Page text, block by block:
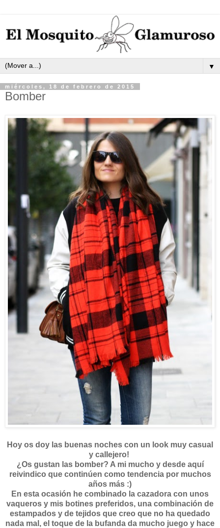
▼
miércoles, 18 de febrero de 2015
Bomber
Hoy os doy las buenas noches con un look muy casual
y callejero!
¿Os gustan las bomber? A mi mucho y desde aquí
reivindico que continúen como tendencia por muchos
años más :)
En esta ocasión he combinado la cazadora con unos
vaqueros y mis botines preferidos, una combinación de
estampados y de tejidos que creo que no ha quedado
nada mal, el toque de la bufanda da mucho juego y hace